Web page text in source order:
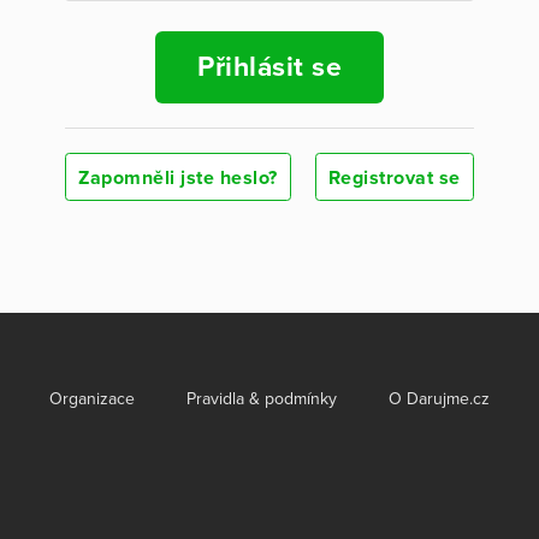
Přihlásit se
Zapomněli jste heslo? Registrovat se
Organizace Pravidla & podmínky O Darujme.cz